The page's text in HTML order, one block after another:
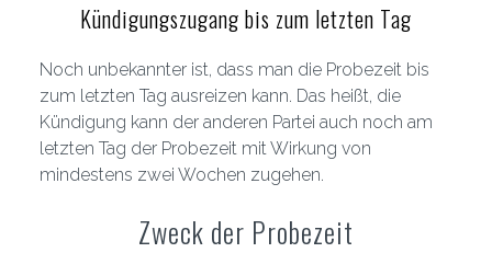
Kündigungszugang bis zum letzten Tag
Noch unbekannter ist, dass man die Probezeit bis
zum letzten Tag ausreizen kann. Das heißt, die
Kündigung kann der anderen Partei auch noch am
letzten Tag der Probezeit mit Wirkung von
mindestens zwei Wochen zugehen.
Zweck der Probezeit